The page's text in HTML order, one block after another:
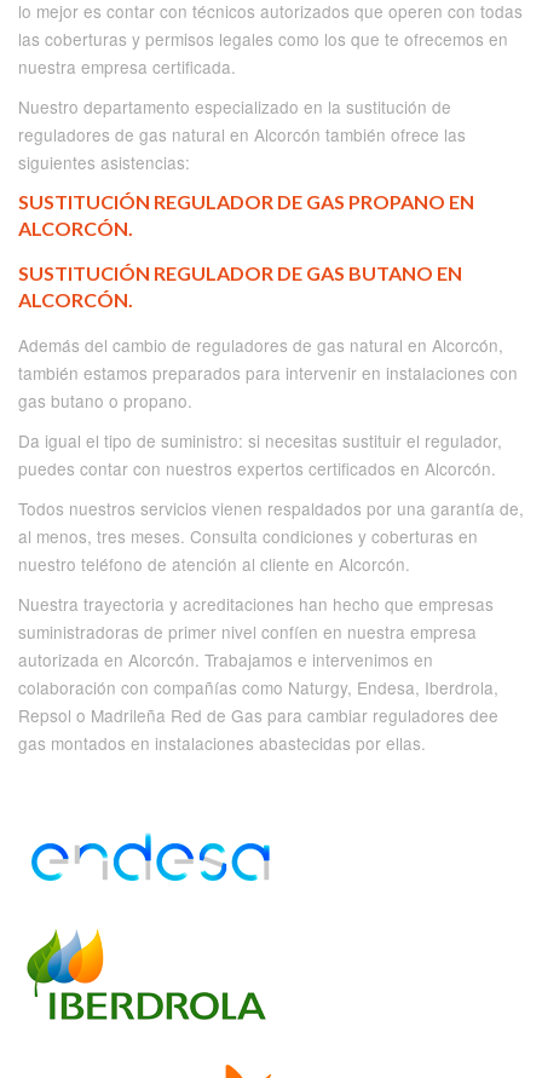
lo mejor es contar con técnicos autorizados que operen con todas
las coberturas y permisos legales como los que te ofrecemos en
nuestra empresa certificada.
Nuestro departamento especializado en la sustitución de
reguladores de gas natural en Alcorcón también ofrece las
siguientes asistencias:
SUSTITUCIÓN REGULADOR DE GAS PROPANO EN
ALCORCÓN.
SUSTITUCIÓN REGULADOR DE GAS BUTANO EN
ALCORCÓN.
Además del cambio de reguladores de gas natural en Alcorcón,
también estamos preparados para intervenir en instalaciones con
gas butano o propano.
Da igual el tipo de suministro: si necesitas sustituir el regulador,
puedes contar con nuestros expertos certificados en Alcorcón.
Todos nuestros servicios vienen respaldados por una garantía de,
al menos, tres meses. Consulta condiciones y coberturas en
nuestro teléfono de atención al cliente en Alcorcón.
Nuestra trayectoria y acreditaciones han hecho que empresas
suministradoras de primer nivel confíen en nuestra empresa
autorizada en Alcorcón. Trabajamos e intervenimos en
colaboración con compañías como Naturgy, Endesa, Iberdrola,
Repsol o Madrileña Red de Gas para cambiar reguladores dee
gas montados en instalaciones abastecidas por ellas.